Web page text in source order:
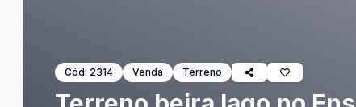
Cód: 2314 Venda Terreno